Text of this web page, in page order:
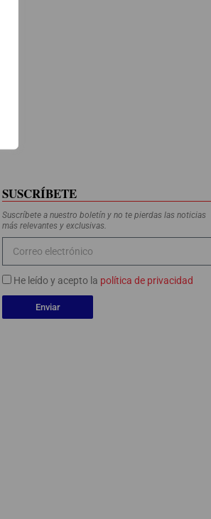
SUSCRÍBETE
Suscríbete a nuestro boletín y no te pierdas las noticias
más relevantes y exclusivas.
He leído y acepto la política de privacidad
Enviar